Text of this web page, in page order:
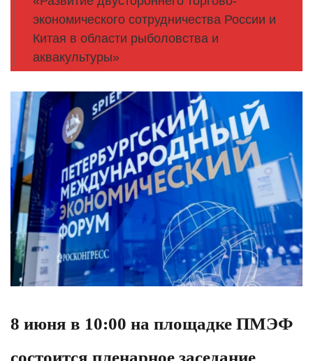
экономического сотрудничества России и
Китая в области рыболовства и
аквакультуры»
8 июня в 10:00 на площадке ПМЭФ
состоится пленарное заседание